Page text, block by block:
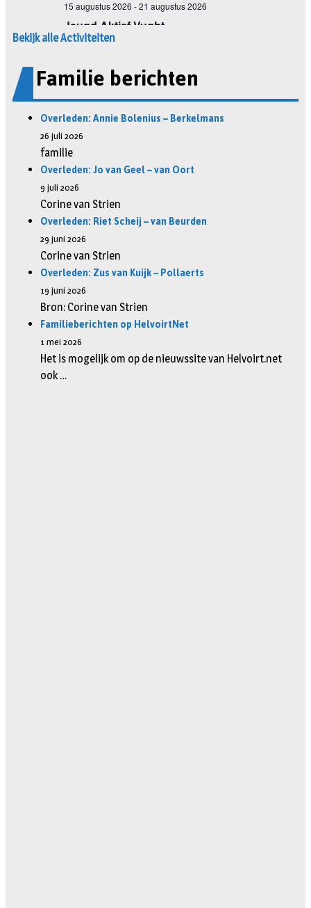
Bekijk alle Activiteiten
Familie berichten
Overleden: Annie Bolenius – Berkelmans
26 juli 2026
familie
Overleden: Jo van Geel – van Oort
9 juli 2026
Corine van Strien
Overleden: Riet Scheij – van Beurden
29 juni 2026
Corine van Strien
Overleden: Zus van Kuijk – Pollaerts
19 juni 2026
Bron: Corine van Strien
Familieberichten op HelvoirtNet
1 mei 2026
Het is mogelijk om op de nieuwssite van Helvoirt.net
ook …